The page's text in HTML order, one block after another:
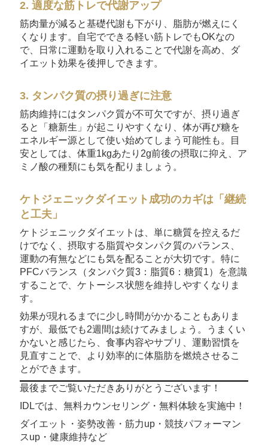
2. 適度な筋トレで代謝アップ
筋肉量が減ると基礎代謝も下がり、脂肪が燃えにく
くなります。自宅でできる軽い筋トレでもOKなの
で、日常に運動を取り入れることで代謝を高め、ダ
イエット効果を後押しできます。
3. タンパク質の摂り過ぎに注意
筋肉維持にはタンパク質が不可欠ですが、摂り過ぎ
ると「糖新生」が起こりやすくなり、体が再び糖を
エネルギー源として使い始めてしまう可能性も。目
安としては、体重1kgあたり2g前後の摂取に抑え、ア
ミノ酸の種類にも気を配りましょう。
ケトジェニックダイエット成功のカギは「継続
と工夫」
ケトジェニックダイエットは、単に糖質を控えるだ
けでなく、摂取する脂質やタンパク質のバランス、
運動の有無などにも気を配ることが大切です。特に
PFCバランス（タンパク質3：脂質6：糖質1）を意識
することで、ケトーシス状態を維持しやすくなりま
す。
効果が現れるまでに少し時間がかかることもありま
すが、最低でも2週間は続けてみましょう。うまくい
かないと感じたら、食事内容やサプリ、運動習慣を
見直すことで、より効率的に体脂肪を燃焼させるこ
とができます。
最後までご覧いただきありがとうございます！
IDLでは、無料カウンセリング・無料体験を実施中！
ダイエット・姿勢改善・筋力up・競技パフォーマン
スup・健康維持など